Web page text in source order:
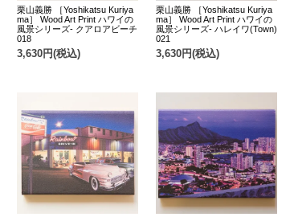
栗山義勝 ［Yoshikatsu Kuriya
ma］ Wood Art Print ハワイの
風景シリーズ- クアロアビーチ
018
3,630円(税込)
栗山義勝 ［Yoshikatsu Kuriya
ma］ Wood Art Print ハワイの
風景シリーズ- ハレイワ(Town)
021
3,630円(税込)